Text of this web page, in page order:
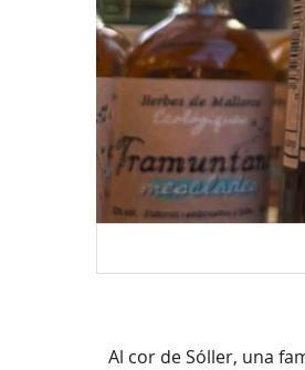
Al cor de Sóller, una